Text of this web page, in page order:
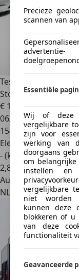
Precieze
scannen van
Essentiële
Wij of deze
vergelijkbare
zijn voor
werking van
doorgaans
om
instellen en
vergelijkbare
niet worden
kunnen deze
blokkeren of u
van deze
functionaliteit
Geavanceerde
Tesla Model 3
Stoelverwarmin
€ 19.950
06/2019
154.897 km
Elektrisch
- (kWh/100 km)
2,8
Autobedrijf
NL 8242 BA